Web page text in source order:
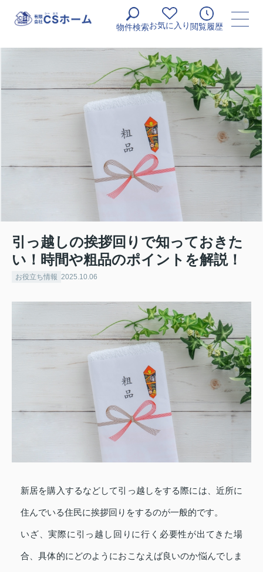
物件検索お気に入り 閲覧履歴
引っ越しの挨拶回りで知っておきた
い！時間や粗品のポイントを解説！
お役立ち情報 2025.10.06
新居を購入するなどして引っ越しをする際には、近所に
住んでいる住民に挨拶回りをするのが一般的です。
いざ、実際に引っ越し回りに行く必要性が出てきた場
合、具体的にどのようにおこなえば良いのか悩んでしま